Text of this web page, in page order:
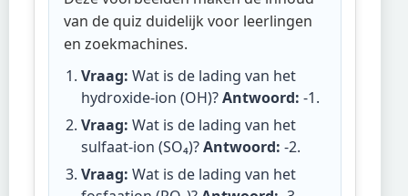
van de quiz duidelijk voor leerlingen
en zoekmachines.
Vraag: Wat is de lading van het
hydroxide-ion (OH)? Antwoord: -1.
Vraag: Wat is de lading van het
sulfaat-ion (SO₄)? Antwoord: -2.
Vraag: Wat is de lading van het